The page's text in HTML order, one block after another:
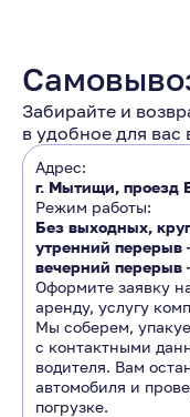
Забирайте и
в удобное для вас
Адрес:
г. Мытищи, проезд
Режим работы:
Без выходных,
утренний
вечерний
Оформите заявку
аренду, услугу
Мы соберем,
с контактными
водителя. Вам
автомобиля и
погрузке.